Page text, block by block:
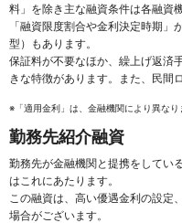
料」を除き主な融資条件は各融資
「融資限度割合や金利決定時期
型）もあります。
保証料が不要なほか、繰上げ返済
きな特徴があります。また、民間
※「適用金利」は、金融機関により異なり
勤務先紹介融資
勤務先が金融機関と提携をしてい
はこれにあたります。
この融資は、高い優遇金利の設定
場合がございます。